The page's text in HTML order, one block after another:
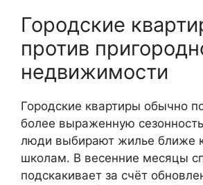
Городские
против
недвижимости
Городские квартиры обычно
более выраженную
люди выбирают жилье ближе
школам. В весенние месяцы
подскакивает за счёт